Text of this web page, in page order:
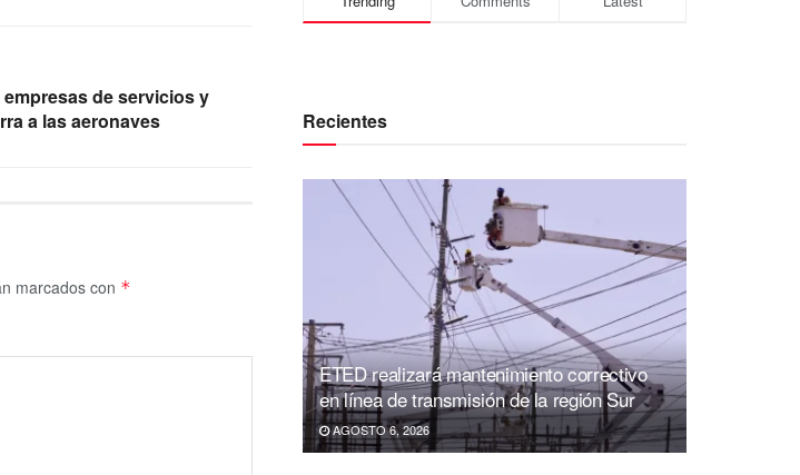
de servicios y
a las aeronaves
marcados con *
Recientes
ETED realizará mantenimiento correctivo
en línea de transmisión de la región Sur
AGOSTO 6, 2026